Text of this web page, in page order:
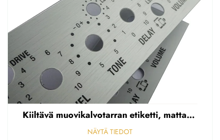
Kiiltävä muovikalvotarran etiketti, mattapintainen etupaneelin tarran etiketti, korostettu polycarbonaattipäällys
NÄYTÄ TIEDOT